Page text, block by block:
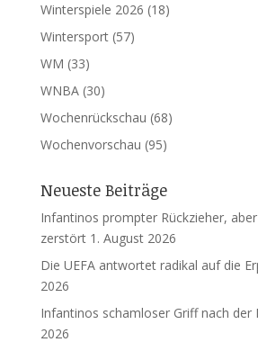
Winterspiele 2026 (18)
Wintersport(57)
WM (33)
WNBA(30)
Wochenrückschau (68)
Wochenvorschau (95)
Neueste Beiträge
Infantinos prompter Rückzieher,
zerstört 1. August 2026
Die UEFA antwortet radikal auf die
2026
Infantinos schamloser Griff nach der
2026